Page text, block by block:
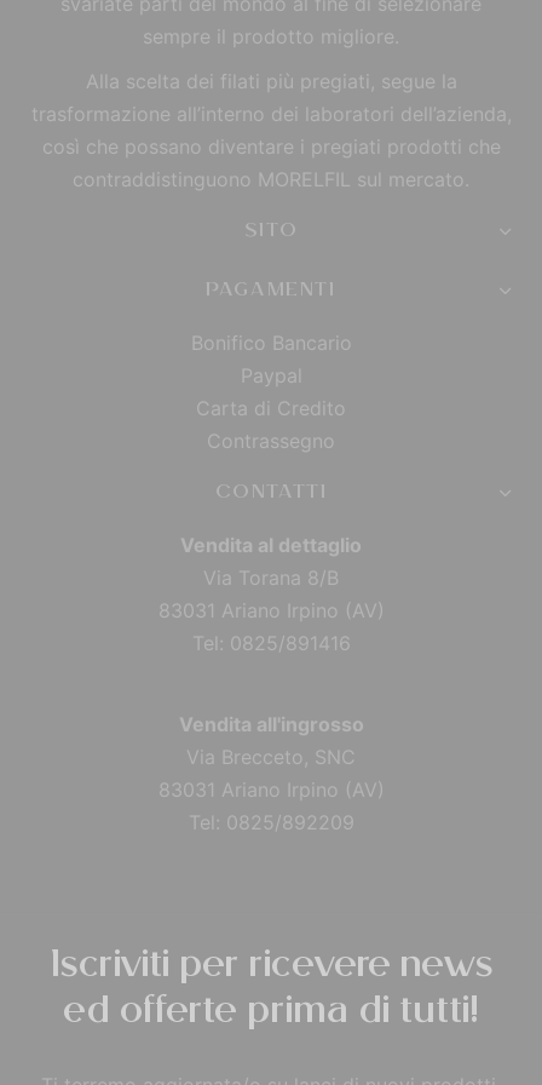
sempre il prodotto migliore.
Alla scelta dei filati più pregiati, segue la
trasformazione all’interno dei laboratori dell’azienda,
così che possano diventare i pregiati prodotti che
contraddistinguono MORELFIL sul mercato.
SITO
PAGAMENTI
Bonifico Bancario
Paypal
Carta di Credito
Contrassegno
CONTATTI
Vendita al dettaglio
Via Torana 8/B
83031 Ariano Irpino (AV)
Tel: 0825/891416
Vendita all'ingrosso
Via Brecceto, SNC
83031 Ariano Irpino (AV)
Tel: 0825/892209
Iscriviti per ricevere news
ed offerte prima di tutti!